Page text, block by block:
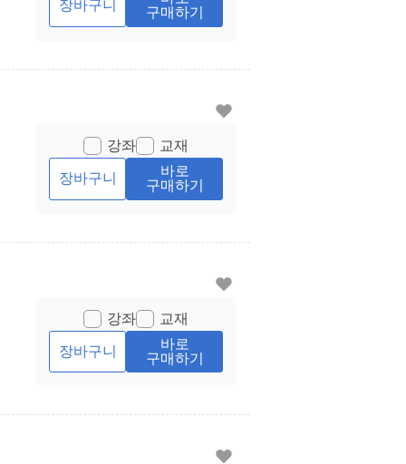
장바구니
구매하기
강좌 교재
장바구니
바로
구매하기
강좌 교재
장바구니
바로
구매하기